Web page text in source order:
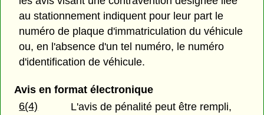
au stationnement indiquent pour leur part le
numéro de plaque d'immatriculation du véhicule
ou, en l'absence d'un tel numéro, le numéro
d'identification de véhicule.
Avis en format électronique
6(4)
L'avis de pénalité peut être rempli,